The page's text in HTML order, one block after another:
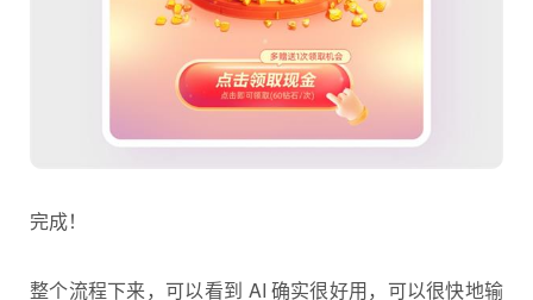
完成！
整个流程下来，可以看到 AI 确实很好用，可以很快地输